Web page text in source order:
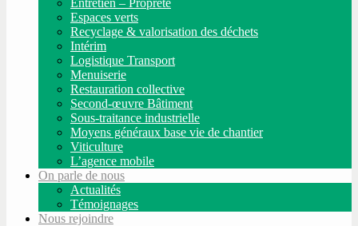
Entretien – Propreté
Espaces verts
Recyclage & valorisation des déchets
Intérim
Logistique Transport
Menuiserie
Restauration collective
Second-œuvre Bâtiment
Sous-traitance industrielle
Moyens généraux base vie de chantier
Viticulture
L’agence mobile
On parle de nous
Actualités
Témoignages
Nous rejoindre